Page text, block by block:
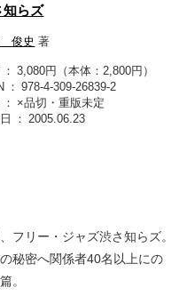
知らズ
俊史 著
3,080円（本体：2,800円）
978-4-309-26839-2
×品切・重版未定
2005.06.23
フリー・ジャズ渋さ知らズ。
秘密へ関係者40名以上にの
。